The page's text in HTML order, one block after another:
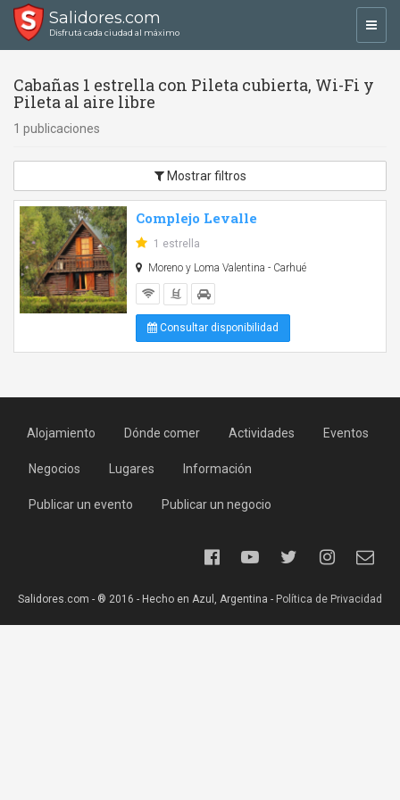
Salidores.com
Disfrutá cada ciudad al máximo
Cabañas 1 estrella con Pileta cubierta, Wi-Fi y
Pileta al aire libre
1 publicaciones
Mostrar filtros
Complejo Levalle
1 estrella
Moreno y Loma Valentina - Carhué
Consultar disponibilidad
Alojamiento Dónde comer Actividades Eventos
Negocios Lugares Información
Publicar un evento Publicar un negocio
Salidores.com - ® 2016 - Hecho en Azul, Argentina - Política de Privacidad